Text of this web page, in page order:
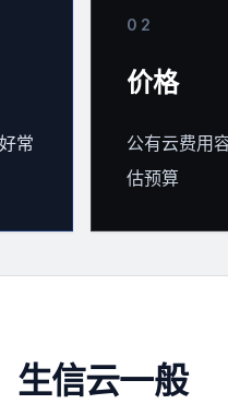
常
0 2
价格
公有云费用
估预算
生信云一般